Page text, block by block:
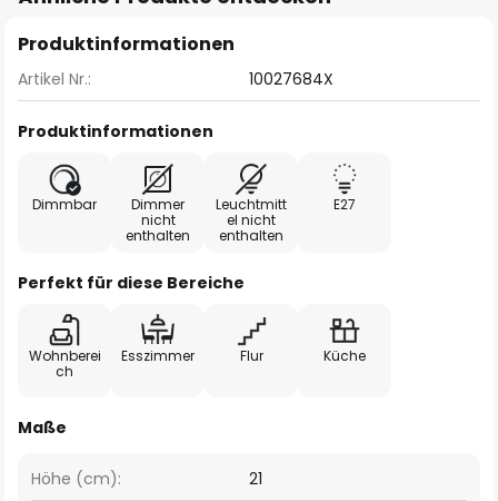
Produktinformationen
Artikel Nr.: 10027684X
Produktinformationen
Dimmbar
Dimmer
nicht
enthalten
Leuchtmitt
el nicht
enthalten
E27
Perfekt für diese Bereiche
Wohnberei
ch
Esszimmer Flur Küche
Maße
Höhe (cm):
21